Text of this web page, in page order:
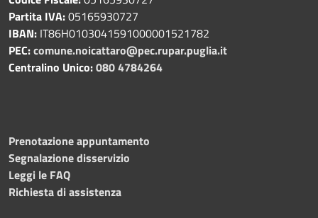
Partita IVA:05165930727
IBAN: IT86H0103041591000001521782
PEC:comune.noicattaro@pec.rupar.puglia.it
Centralino Unico:080 4784264
Prenotazione appuntamento
Segnalazione disservizio
Leggi le FAQ
Richiesta di assistenza